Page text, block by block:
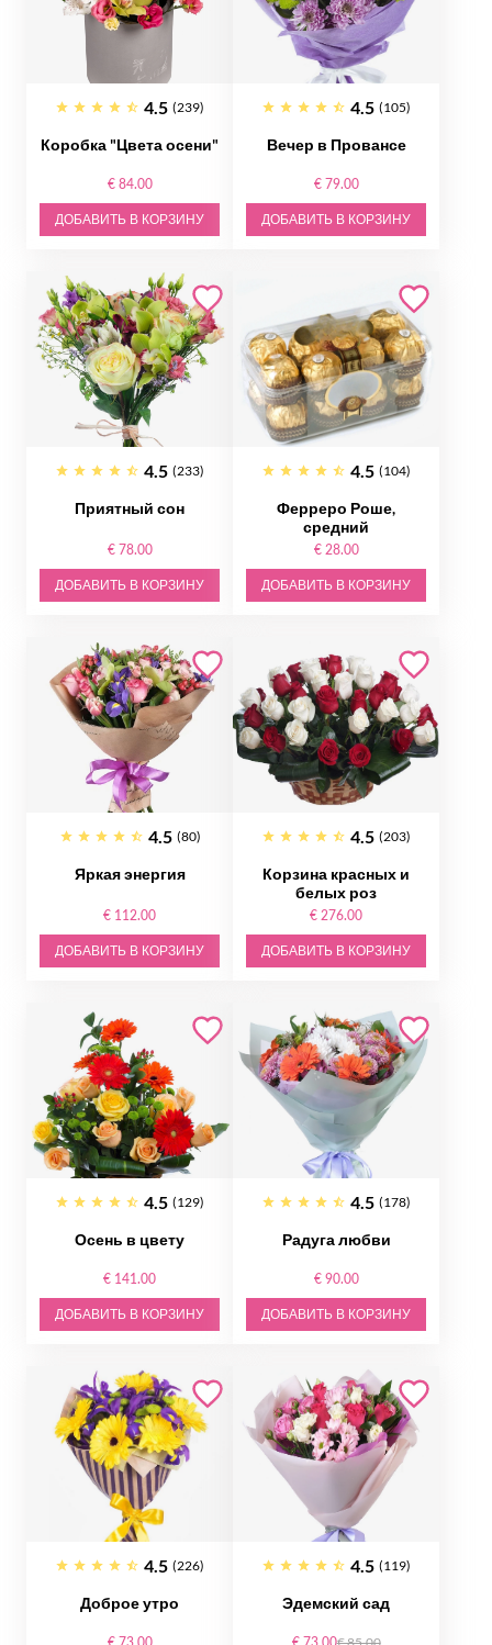
4.5 (239)
Коробка "Цвета осени"
€ 84.00
ДОБАВИТЬ В КОРЗИНУ
4.5 (105)
Вечер в Провансе
€ 79.00
ДОБАВИТЬ В КОРЗИНУ
4.5 (233)
Приятный сон
€ 78.00
ДОБАВИТЬ В КОРЗИНУ
4.5 (104)
Ферреро Роше,
средний
€ 28.00
ДОБАВИТЬ В КОРЗИНУ
4.5 (80)
Яркая энергия
€ 112.00
ДОБАВИТЬ В КОРЗИНУ
4.5 (203)
Корзина красных и
белых роз
€ 276.00
ДОБАВИТЬ В КОРЗИНУ
4.5 (129)
Осень в цвету
€ 141.00
ДОБАВИТЬ В КОРЗИНУ
4.5 (178)
Радуга любви
€ 90.00
ДОБАВИТЬ В КОРЗИНУ
4.5 (226)
Доброе утро
4.5 (119)
Эдемский сад